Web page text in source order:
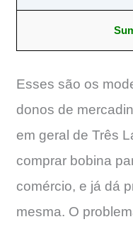
Esses são os
donos de
em geral de Três
comprar bobina
comércio, e já dá
mesma. O